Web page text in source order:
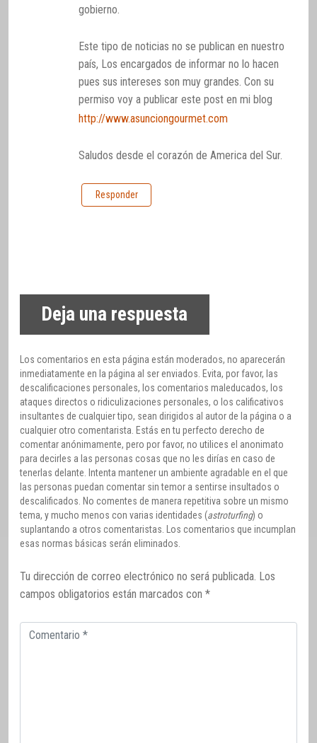
gobierno.
Este tipo de noticias no se publican en nuestro
país, Los encargados de informar no lo hacen
pues sus intereses son muy grandes. Con su
permiso voy a publicar este post en mi blog
http://www.asunciongourmet.com
Saludos desde el corazón de America del Sur.
Responder
Deja una respuesta
Los comentarios en esta página están moderados, no aparecerán
inmediatamente en la página al ser enviados. Evita, por favor, las
descalificaciones personales, los comentarios maleducados, los
ataques directos o ridiculizaciones personales, o los calificativos
insultantes de cualquier tipo, sean dirigidos al autor de la página o a
cualquier otro comentarista. Estás en tu perfecto derecho de
comentar anónimamente, pero por favor, no utilices el anonimato
para decirles a las personas cosas que no les dirías en caso de
tenerlas delante. Intenta mantener un ambiente agradable en el que
las personas puedan comentar sin temor a sentirse insultados o
descalificados. No comentes de manera repetitiva sobre un mismo
tema, y mucho menos con varias identidades (astroturfing) o
suplantando a otros comentaristas. Los comentarios que incumplan
esas normas básicas serán eliminados.
Tu dirección de correo electrónico no será publicada. Los
campos obligatorios están marcados con *
Comentario